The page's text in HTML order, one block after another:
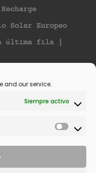
and our service.
Siempre activo
Solar Europeo
última fila |